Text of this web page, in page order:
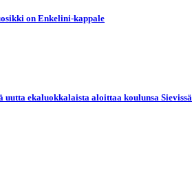
on Enkelini-kappale
uutta ekaluokkalaista aloittaa koulunsa Sievissä